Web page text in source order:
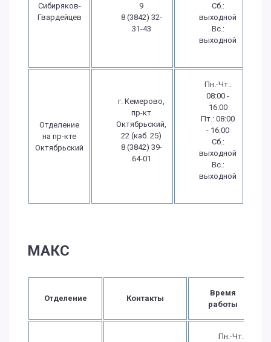
Сибиряков-
Гвардейцев
9
8 (3842) 32-
31-43
Сб.:
выходной
Вс.:
выходной
Отделение
на пр-кте
Октябрьский
г. Кемерово,
пр-кт
Октябрьский,
22 (каб. 25)
8 (3842) 39-
64-01
Пн.-Чт.:
08:00 -
16:00
Пт.: 08:00
- 16:00
Сб.:
выходной
Вс.:
выходной
МАКС
Отделение Контакты
Время
работы
Пн.-Чт.: